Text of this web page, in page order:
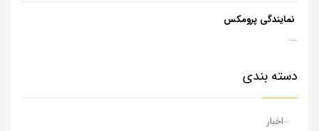
نمایندگی پرومکس
...
دسته بندی
اخبار